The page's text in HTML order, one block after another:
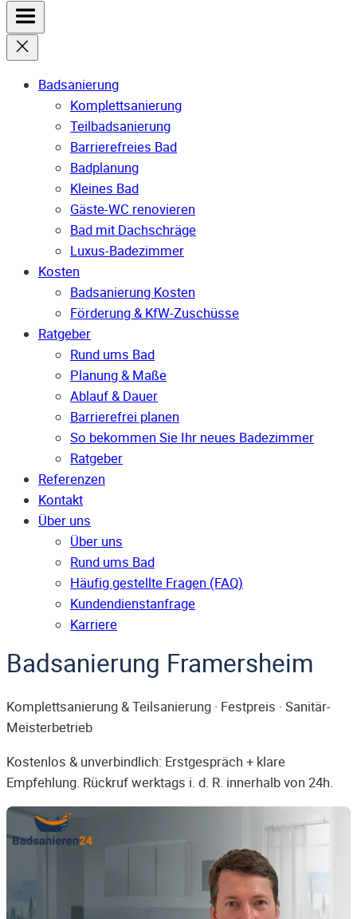
Badsanierung
Komplettsanierung
Teilbadsanierung
Barrierefreies Bad
Badplanung
Kleines Bad
Gäste-WC renovieren
Bad mit Dachschräge
Luxus-Badezimmer
Kosten
Badsanierung Kosten
Förderung & KfW-Zuschüsse
Ratgeber
Rund ums Bad
Planung & Maße
Ablauf & Dauer
Barrierefrei planen
So bekommen Sie Ihr neues Badezimmer
Ratgeber
Referenzen
Kontakt
Über uns
Über uns
Rund ums Bad
Häufig gestellte Fragen (FAQ)
Kunden­dienst­anfrage
Karriere
Badsanierung Framersheim
Komplettsanierung & Teilsanierung · Festpreis · Sanitär-
Meisterbetrieb
Kostenlos & unverbindlich: Erstgespräch + klare
Empfehlung. Rückruf werktags i. d. R. innerhalb von 24h.